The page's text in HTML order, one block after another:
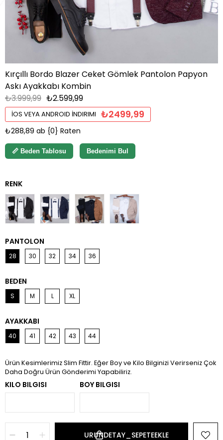
Kırçıllı Bordo Blazer Ceket Gömlek Pantolon Papyon
Askı Ayakkabı Kombin
₺3.999,99 ₺2.599,99
İOS VEYA ANDROID İNDIRIMI ₺2499,99
₺288,89 ab {0} Raten
📏 Beden Tablosu Bedenimi Bul
PANTOLON
28 30 32 34 36
BEDEN
S M L XL
AYAKKABI
40 41 42 43 44
Ürün Kesimlerimiz Slim Fittir. Eğer Boy ve Kilo Bilginizi Verirseniz Çok
Daha Doğru Ürün Gönderimi Yapabiliriz.
KILO BILGISI BOY BILGISI